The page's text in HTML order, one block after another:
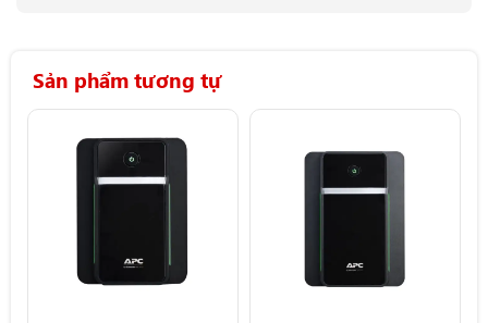
Sản phẩm tương tự